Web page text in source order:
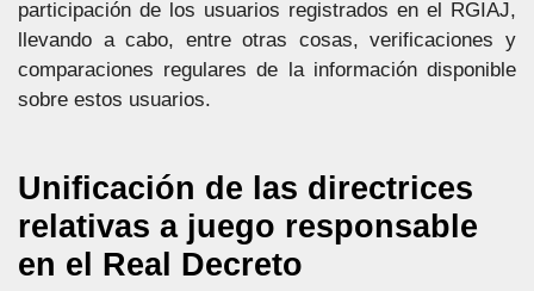
participación de los usuarios registrados en el RGIAJ,
llevando a cabo, entre otras cosas, verificaciones y
comparaciones regulares de la información disponible
sobre estos usuarios.
Unificación de las directrices
relativas a juego responsable
en el Real Decreto